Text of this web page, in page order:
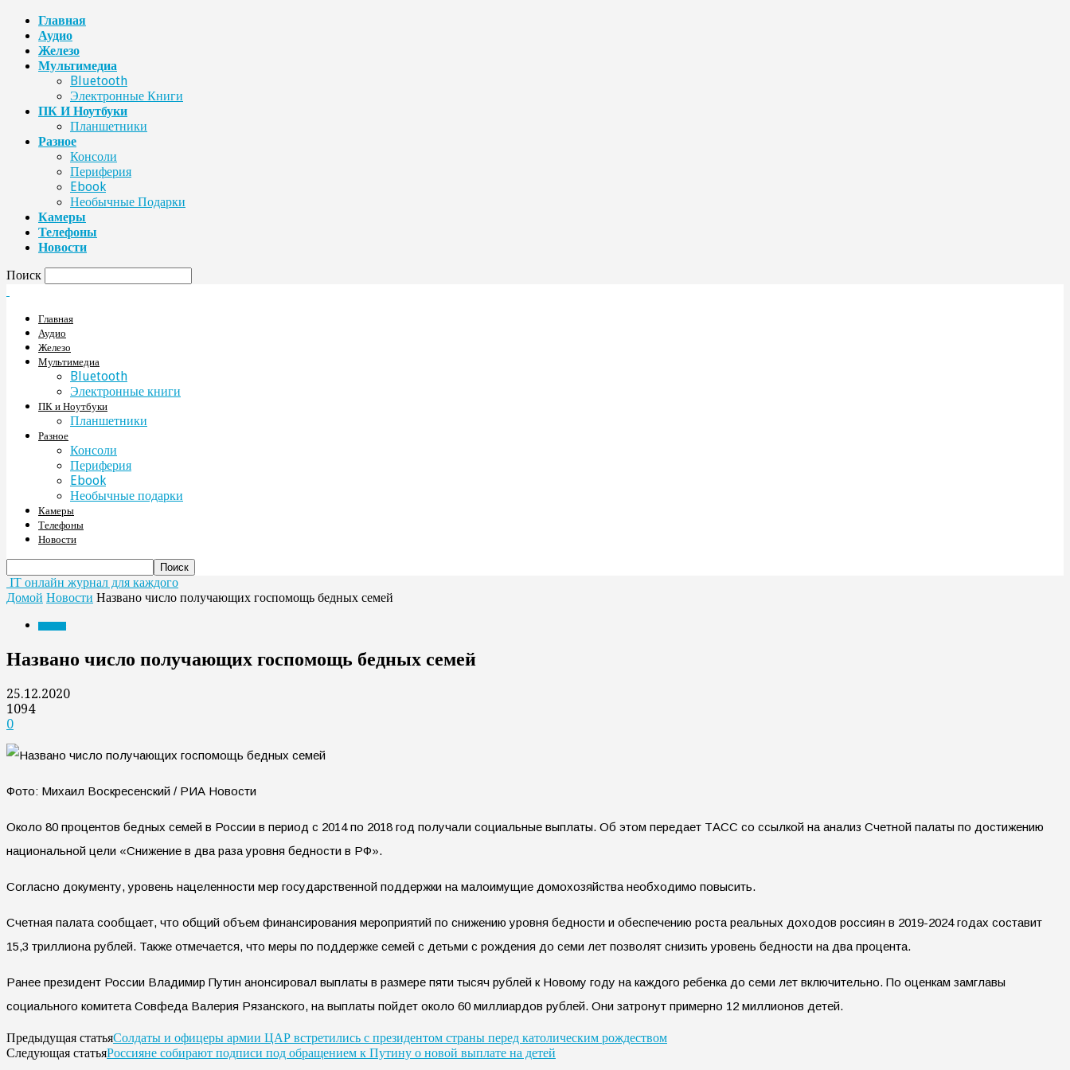
Главная
Аудио
Железо
Мультимедиа
Bluetooth
Электронные Книги
ПК И Ноутбуки
Планшетники
Разное
Консоли
Периферия
Ebook
Необычные Подарки
Камеры
Телефоны
Новости
Поиск
Главная
Аудио
Железо
Мультимедиа
Bluetooth
Электронные книги
ПК и Ноутбуки
Планшетники
Разное
Консоли
Периферия
Ebook
Необычные подарки
Камеры
Телефоны
Новости
IT онлайн журнал для каждого
Домой Новости Названо число получающих госпомощь бедных семей
Названо число получающих госпомощь бедных семей
25.12.2020
1094
0
Фото: Михаил Воскресенский / РИА Новости
Около 80 процентов бедных семей в России в период с 2014 по 2018 год получали социальные выплаты. Об этом передает ТАСС со ссылкой на анализ Счетной палаты по достижению
национальной цели «Снижение в два раза уровня бедности в РФ».
Согласно документу, уровень нацеленности мер государственной поддержки на малоимущие домохозяйства необходимо повысить.
Счетная палата сообщает, что общий объем финансирования мероприятий по снижению уровня бедности и обеспечению роста реальных доходов россиян в 2019-2024 годах составит
15,3 триллиона рублей. Также отмечается, что меры по поддержке семей с детьми с рождения до семи лет позволят снизить уровень бедности на два процента.
Ранее президент России Владимир Путин анонсировал выплаты в размере пяти тысяч рублей к Новому году на каждого ребенка до семи лет включительно. По оценкам замглавы
социального комитета Совфеда Валерия Рязанского, на выплаты пойдет около 60 миллиардов рублей. Они затронут примерно 12 миллионов детей.
Предыдущая статьяСолдаты и офицеры армии ЦАР встретились с президентом страны перед католическим рождеством
Следующая статьяРоссияне собирают подписи под обращением к Путину о новой выплате на детей